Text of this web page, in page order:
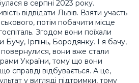
в серпні 2023 року.
відвідати Львів. Взяти участь
потім побачити місце
Згодом вони поїхали
Бучу, Ірпінь, Бородянку. І я бачу,
повернулися, вони вже стали
України, тому що вони
справді відбувається. А це,
у вигляді підтримки, тому